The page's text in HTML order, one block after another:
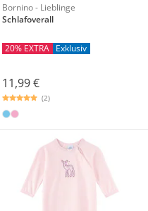
Bornino - Lieblinge
Schlafoverall
20% EXTRA Exklusiv
11,99 €
(2)